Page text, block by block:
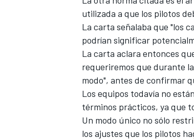
utilizada a que los pilotos
La carta señalaba que "los
podrían significar
La carta aclara entonces
requeriremos que durante
modo", antes de confirmar
Los equipos todavía no
términos prácticos, ya que
Un modo único no sólo
los ajustes que los pilotos